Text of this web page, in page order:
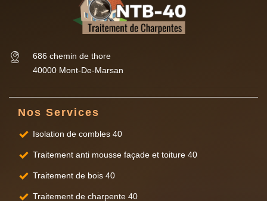
686 chemin de thore
40000 Mont-De-Marsan
Nos Services
Isolation de combles 40
Traitement anti mousse façade et toiture 40
Traitement de bois 40
Traitement de charpente 40